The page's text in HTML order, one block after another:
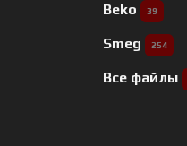
Beko 39
Smeg 254
Все файлы